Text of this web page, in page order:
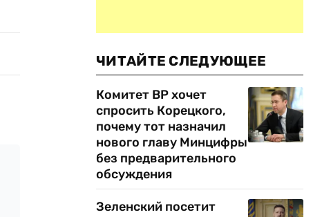
ЧИТАЙТЕ СЛЕДУЮЩЕЕ
Комитет ВР хочет
спросить Корецкого,
почему тот назначил
нового главу Минцифры
без предварительного
обсуждения
Зеленский посетит